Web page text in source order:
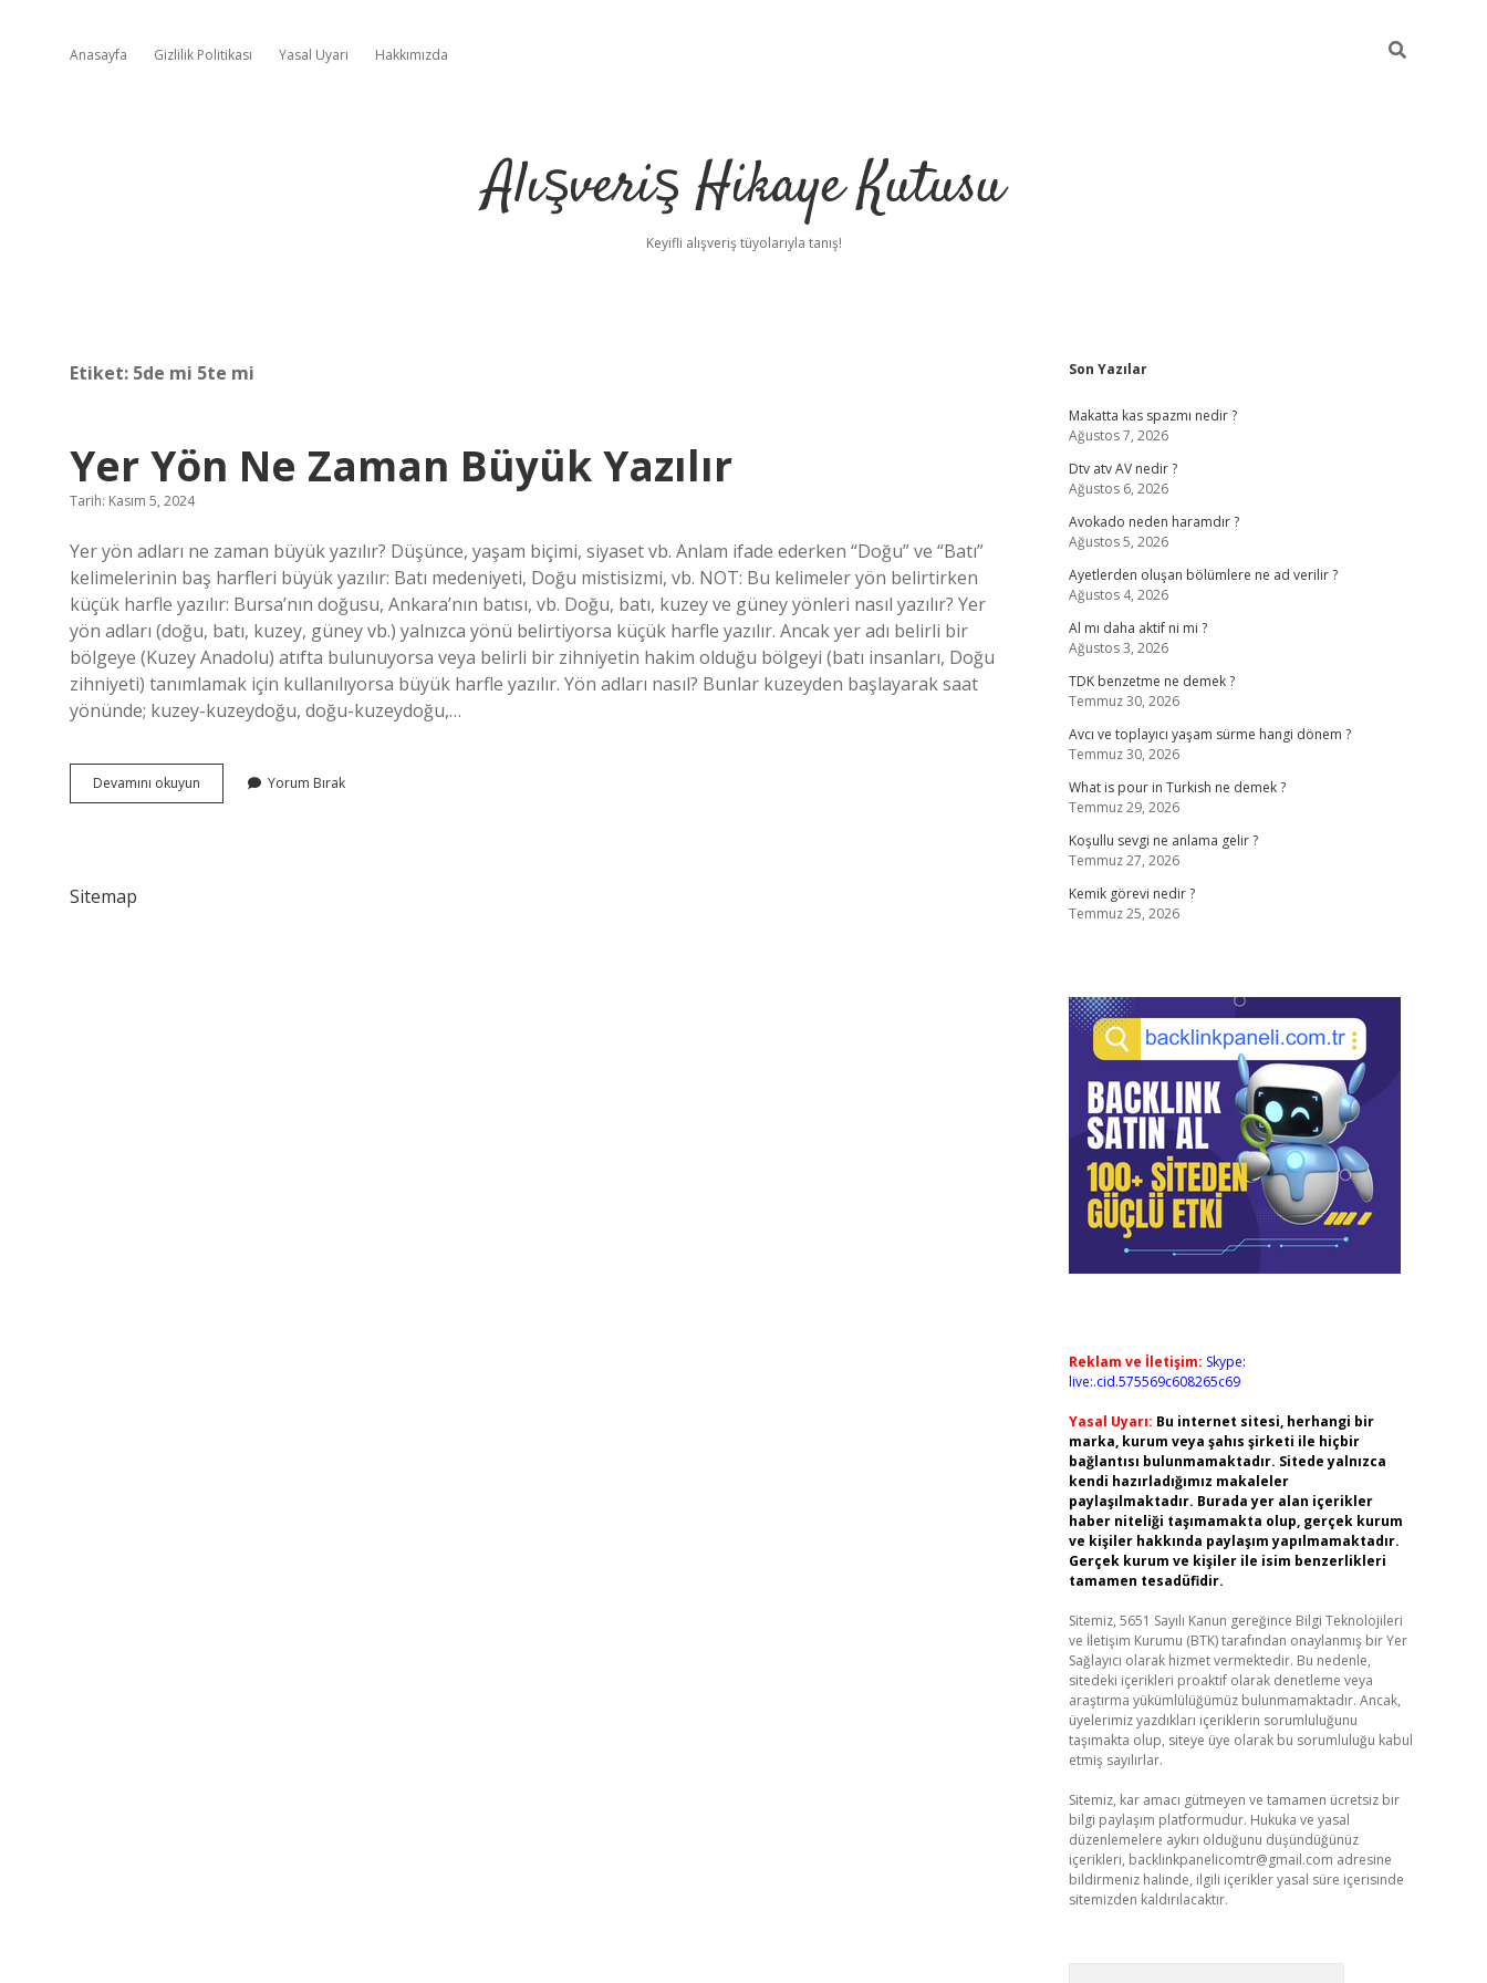
Anasayfa Gizlilik Politikası Yasal Uyarı Hakkımızda
Alışveriş Hikaye Kutusu
Keyifli alışveriş tüyolarıyla tanış!
Etiket: 5de mi 5te mi
Yer Yön Ne Zaman Büyük Yazılır
Tarih: Kasım 5, 2024
Yer yön adları ne zaman büyük yazılır? Düşünce, yaşam biçimi, siyaset vb. Anlam ifade ederken “Doğu” ve “Batı”
kelimelerinin baş harfleri büyük yazılır: Batı medeniyeti, Doğu mistisizmi, vb. NOT: Bu kelimeler yön belirtirken
küçük harfle yazılır: Bursa’nın doğusu, Ankara’nın batısı, vb. Doğu, batı, kuzey ve güney yönleri nasıl yazılır? Yer
yön adları (doğu, batı, kuzey, güney vb.) yalnızca yönü belirtiyorsa küçük harfle yazılır. Ancak yer adı belirli bir
bölgeye (Kuzey Anadolu) atıfta bulunuyorsa veya belirli bir zihniyetin hakim olduğu bölgeyi (batı insanları, Doğu
zihniyeti) tanımlamak için kullanılıyorsa büyük harfle yazılır. Yön adları nasıl? Bunlar kuzeyden başlayarak saat
yönünde; kuzey-kuzeydoğu, doğu-kuzeydoğu,…
Devamını okuyun
Yön
Yorum Bırak
Sitemap
Sidebar
Son Yazılar
Makatta kas spazmı nedir ?
Ağustos 7, 2026
Dtv atv AV nedir ?
Ağustos 6, 2026
Avokado neden haramdır ?
Ağustos 5, 2026
Ayetlerden oluşan bölümlere ne ad verilir ?
Ağustos 4, 2026
Al mı daha aktif ni mi ?
Ağustos 3, 2026
TDK benzetme ne demek ?
Temmuz 30, 2026
Avcı ve toplayıcı yaşam sürme hangi dönem ?
Temmuz 30, 2026
What is pour in Turkish ne demek ?
Temmuz 29, 2026
Koşullu sevgi ne anlama gelir ?
Temmuz 27, 2026
Kemik görevi nedir ?
Temmuz 25, 2026
Reklam ve İletişim: Skype:
live:.cid.575569c608265c69
Yasal Uyarı: Bu internet sitesi, herhangi bir
marka, kurum veya şahıs şirketi ile hiçbir
bağlantısı bulunmamaktadır. Sitede yalnızca
kendi hazırladığımız makaleler
paylaşılmaktadır. Burada yer alan içerikler
haber niteliği taşımamakta olup, gerçek kurum
ve kişiler hakkında paylaşım yapılmamaktadır.
Gerçek kurum ve kişiler ile isim benzerlikleri
tamamen tesadüfidir.
Sitemiz, 5651 Sayılı Kanun gereğince Bilgi Teknolojileri
ve İletişim Kurumu (BTK) tarafından onaylanmış bir Yer
Sağlayıcı olarak hizmet vermektedir. Bu nedenle,
sitedeki içerikleri proaktif olarak denetleme veya
araştırma yükümlülüğümüz bulunmamaktadır. Ancak,
üyelerimiz yazdıkları içeriklerin sorumluluğunu
taşımakta olup, siteye üye olarak bu sorumluluğu kabul
etmiş sayılırlar.
Sitemiz, kar amacı gütmeyen ve tamamen ücretsiz bir
bilgi paylaşım platformudur. Hukuka ve yasal
düzenlemelere aykırı olduğunu düşündüğünüz
içerikleri, backlinkpanelicomtr@gmail.com adresine
bildirmeniz halinde, ilgili içerikler yasal süre içerisinde
sitemizden kaldırılacaktır.